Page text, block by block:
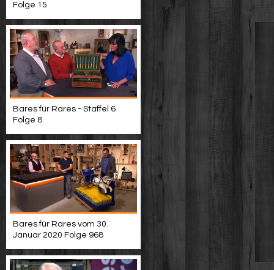
Folge 15
Bares für Rares - Staffel 6
Folge 8
Bares für Rares vom 30.
Januar 2020 Folge 968